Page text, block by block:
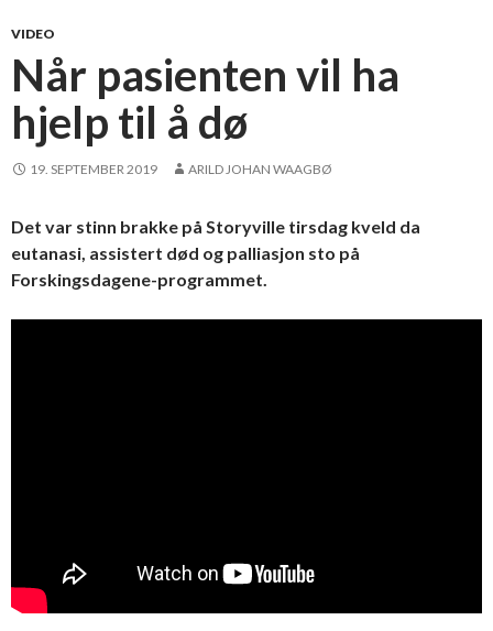
VIDEO
Når pasienten vil ha
hjelp til å dø
19. SEPTEMBER 2019 ARILD JOHAN WAAGBØ
Det var stinn brakke på Storyville tirsdag kveld da
eutanasi, assistert død og palliasjon sto på
Forskingsdagene-programmet.